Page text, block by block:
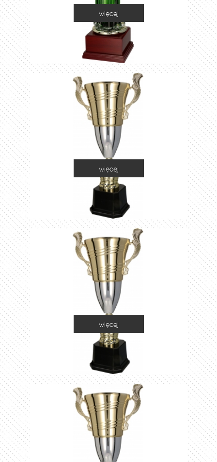
1035C
więcej
2055A
więcej
2055B
więcej